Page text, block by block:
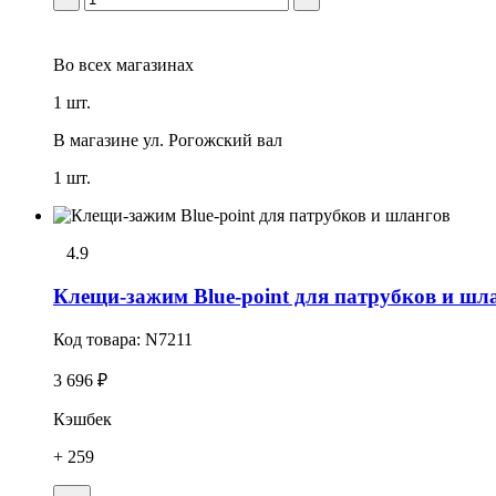
Во всех магазинах
1 шт.
В магазине ул. Рогожский вал
1 шт.
4.9
Клещи-зажим Blue-point для патрубков и
Код товара: N7211
3 696 ₽
Кэшбек
+ 259